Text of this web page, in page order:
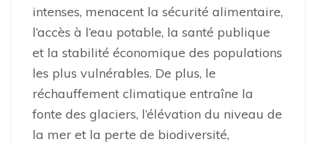
intenses, menacent la sécurité alimentaire,
l’accès à l’eau potable, la santé publique
et la stabilité économique des populations
les plus vulnérables. De plus, le
réchauffement climatique entraîne la
fonte des glaciers, l’élévation du niveau de
la mer et la perte de biodiversité,